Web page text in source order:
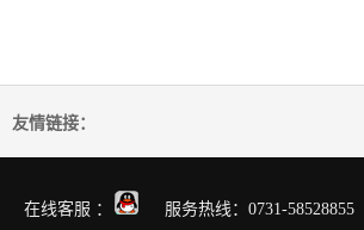
友情链接：
在线客服 ：
服务热线：0731-